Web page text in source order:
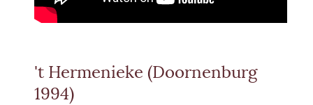
't Hermenieke (Doornenburg
1994)